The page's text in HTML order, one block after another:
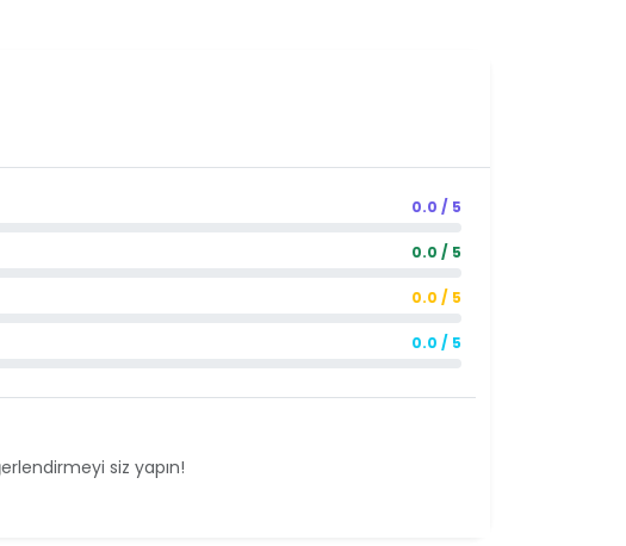
0.0 / 5
0.0 / 5
0.0 / 5
0.0 / 5
siz yapın!